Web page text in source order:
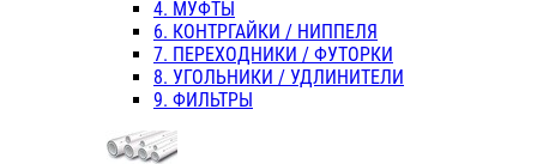
4. МУФТЫ
6. КОНТРГАЙКИ / НИППЕЛЯ
7. ПЕРЕХОДНИКИ / ФУТОРКИ
8. УГОЛЬНИКИ / УДЛИНИТЕЛИ
9. ФИЛЬТРЫ